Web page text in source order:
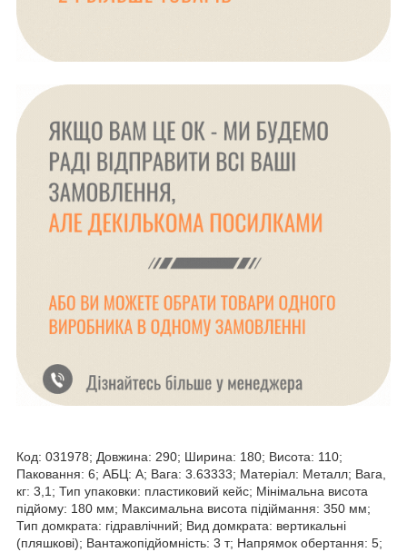
Код: 031978; Довжина: 290; Ширина: 180; Висота: 110;
Паковання: 6; АБЦ: A; Вага: 3.63333; Матеріал: Металл; Вага,
кг: 3,1; Тип упаковки: пластиковий кейс; Мінімальна висота
підйому: 180 мм; Максимальна висота підіймання: 350 мм;
Тип домкрата: гідравлічний; Вид домкрата: вертикальні
(пляшкові); Вантажопідйомність: 3 т; Напрямок обертання: 5;